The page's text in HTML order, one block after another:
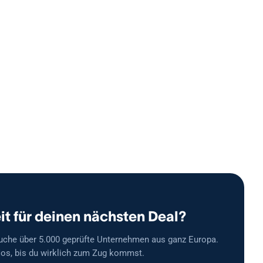
für deinen nächsten Deal?
über 5.000 geprüfte Unternehmen aus ganz Europa.
bis du wirklich zum Zug kommst.